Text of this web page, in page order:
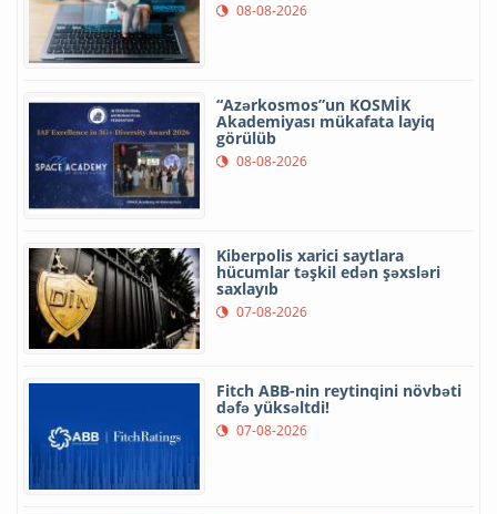
08-08-2026
“Azərkosmos”un KOSMİK
Akademiyası mükafata layiq
görülüb
08-08-2026
Kiberpolis xarici saytlara
hücumlar təşkil edən şəxsləri
saxlayıb
07-08-2026
Fitch ABB-nin reytinqini növbəti
dəfə yüksəltdi!
07-08-2026